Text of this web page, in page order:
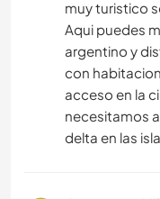
muy turistico
Aqui puedes
argentino y
con
acceso en la
necesitamos
delta en las